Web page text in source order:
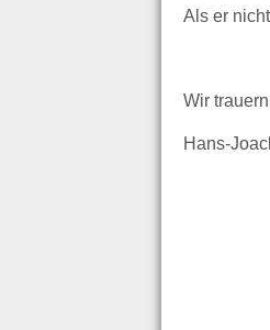
Als er
Wir
Hans-